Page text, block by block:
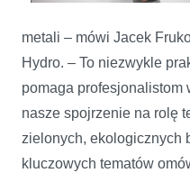
metali – mówi Jacek
Hydro. – To niezwykle
pomaga profesjonalistom
nasze spojrzenie na rolę
zielonych, ekologicznych
kluczowych tematów